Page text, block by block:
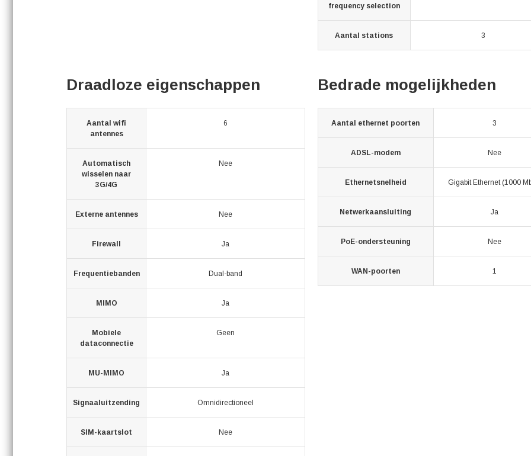
frequency selection
Aantal stations 3
Draadloze eigenschappen
Aantal wifi
antennes
6
Automatisch
wisselen naar
3G/4G
Nee
Externe antennes Nee
Firewall Ja
Frequentiebanden Dual-band
MIMO Ja
Mobiele
dataconnectie
Geen
MU-MIMO Ja
Signaaluitzending Omnidirectioneel
SIM-kaartslot Nee
Bedrade mogelijkheden
Aantal ethernet poorten 3
ADSL-modem Nee
Ethernetsnelheid Gigabit Ethernet (1000
Netwerkaansluiting Ja
PoE-ondersteuning Nee
WAN-poorten 1